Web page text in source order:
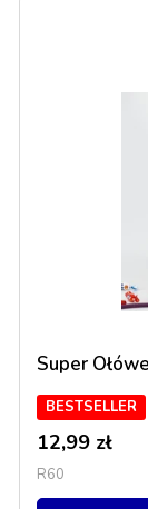
Super
BESTSELLER
12,99 zł
R60